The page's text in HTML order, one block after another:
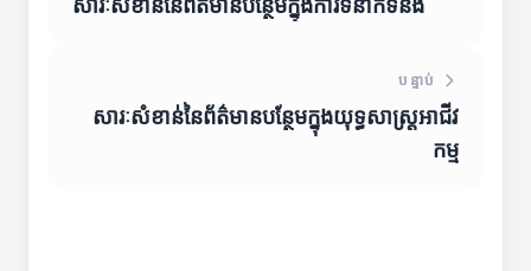
បន្ទាប់
សារៈសំខាន់នៃព័ត៌មានបន្ថែមក្នុងយុទ្ធសាស្ត្រអាជីវ
កម្ម